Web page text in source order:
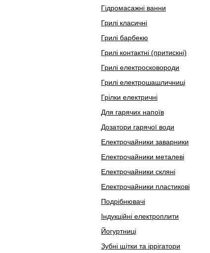
Гідромасажні ванни
Грилі класичні
Грилі барбекю
Грилі контактні (притискні)
Грилі електросковороди
Грилі електрошашличниці
Грілки електричні
Для гарячих напоїв
Дозатори гарячої води
Електрочайники заварники
Електрочайники металеві
Електрочайники скляні
Електрочайники пластикові
Подрібнювачі
Індукційні електроплити
Йогуртниці
Зубні щітки та іррігатори